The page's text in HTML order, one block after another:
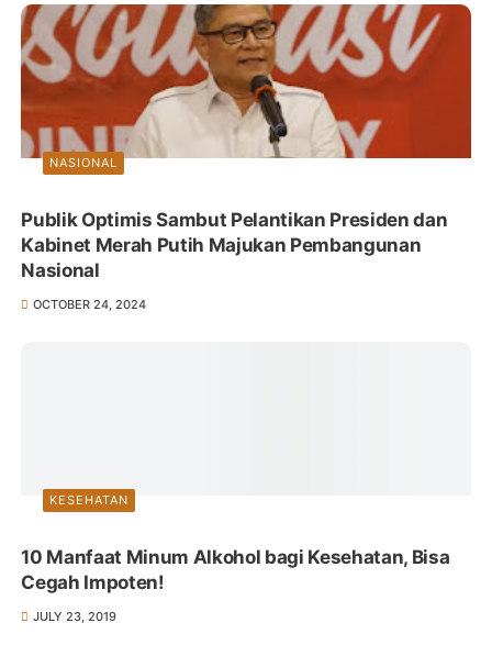
NASIONAL
Publik Optimis Sambut Pelantikan Presiden dan
Kabinet Merah Putih Majukan Pembangunan
Nasional
OCTOBER 24, 2024
KESEHATAN
10 Manfaat Minum Alkohol bagi Kesehatan, Bisa
Cegah Impoten!
JULY 23, 2019